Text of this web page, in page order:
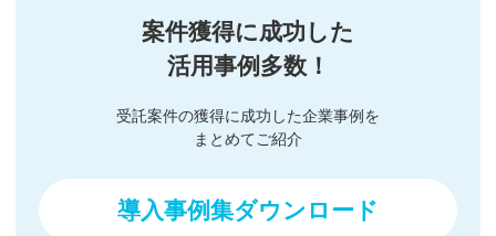
案件獲得に成功した
活用事例多数！
受託案件の獲得に成功した企業事例を
まとめてご紹介
導入事例集ダウンロード